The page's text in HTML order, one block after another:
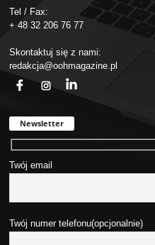
Tel / Fax:
+ 48 32 206 76 77
Skontaktuj się z nami:
redakcja@oohmagazine.pl
Newsletter
Twój email
Twój numer telefonu(opcjonalnie)